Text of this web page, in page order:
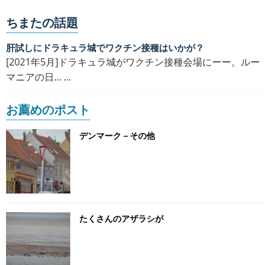
ちまたの話題
肝試しにドラキュラ城でワクチン接種はいかが？
[2021年5月]ドラキュラ城がワクチン接種会場にーー。ルー
マニアの日... ...
お薦めのポスト
デンマーク－その他
たくさんのアザラシが